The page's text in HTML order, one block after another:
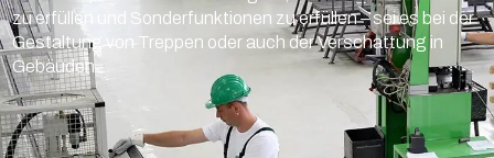
zu erfüllen und Sonderfunktionen zu erfüllen – sei es bei der
Gestaltung von Treppen oder auch der Verschattung in
Gebäuden.